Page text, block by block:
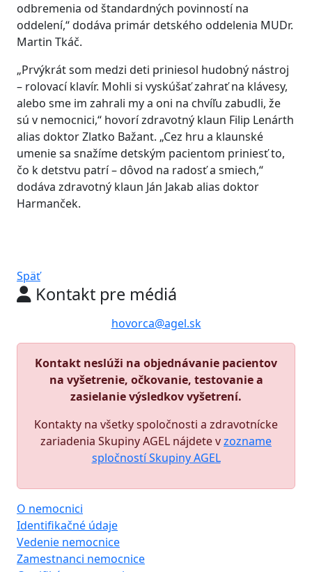
odbremenia od štandardných povinností na
oddelení,“ dodáva primár detského oddelenia MUDr.
Martin Tkáč.
„Prvýkrát som medzi deti priniesol hudobný nástroj
– rolovací klavír. Mohli si vyskúšať zahrať na klávesy,
alebo sme im zahrali my a oni na chvíľu zabudli, že
sú v nemocnici,“ hovorí zdravotný klaun Filip Lenárth
alias doktor Zlatko Bažant. „Cez hru a klaunské
umenie sa snažíme detským pacientom priniesť to,
čo k detstvu patrí – dôvod na radosť a smiech,“
dodáva zdravotný klaun Ján Jakab alias doktor
Harmanček.
Späť
Kontakt pre médiá
hovorca@agel.sk
Kontakt neslúži na objednávanie pacientov
na vyšetrenie, očkovanie, testovanie a
zasielanie výsledkov vyšetrení.
Kontakty na všetky spoločnosti a zdravotnícke
zariadenia Skupiny AGEL nájdete vzozname
spločností Skupiny AGEL
O nemocnici
Identifikačné údaje
Vedenie nemocnice
Zamestnanci nemocnice